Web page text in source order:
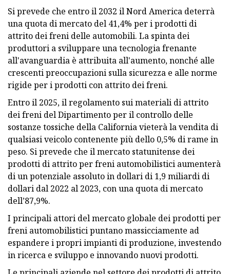
Si prevede che entro il 2032 il Nord America deterrà
una quota di mercato del 41,4% per i prodotti di
attrito dei freni delle automobili. La spinta dei
produttori a sviluppare una tecnologia frenante
all'avanguardia è attribuita all'aumento, nonché alle
crescenti preoccupazioni sulla sicurezza e alle norme
rigide per i prodotti con attrito dei freni.
Entro il 2025, il regolamento sui materiali di attrito
dei freni del Dipartimento per il controllo delle
sostanze tossiche della California vieterà la vendita di
qualsiasi veicolo contenente più dello 0,5% di rame in
peso. Si prevede che il mercato statunitense dei
prodotti di attrito per freni automobilistici aumenterà
di un potenziale assoluto in dollari di 1,9 miliardi di
dollari dal 2022 al 2023, con una quota di mercato
dell’87,9%.
I principali attori del mercato globale dei prodotti per
freni automobilistici puntano massicciamente ad
espandere i propri impianti di produzione, investendo
in ricerca e sviluppo e innovando nuovi prodotti.